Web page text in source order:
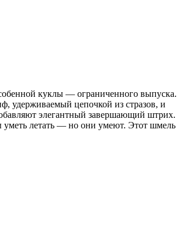
куклы — ограниченного выпуска.
удерживаемый цепочкой из стразов, и
элегантный завершающий штрих.
летать — но они умеют. Этот шмель